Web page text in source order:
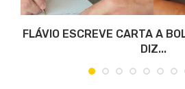
FLÁVIO ESCREVE CARTA A
DIZ...